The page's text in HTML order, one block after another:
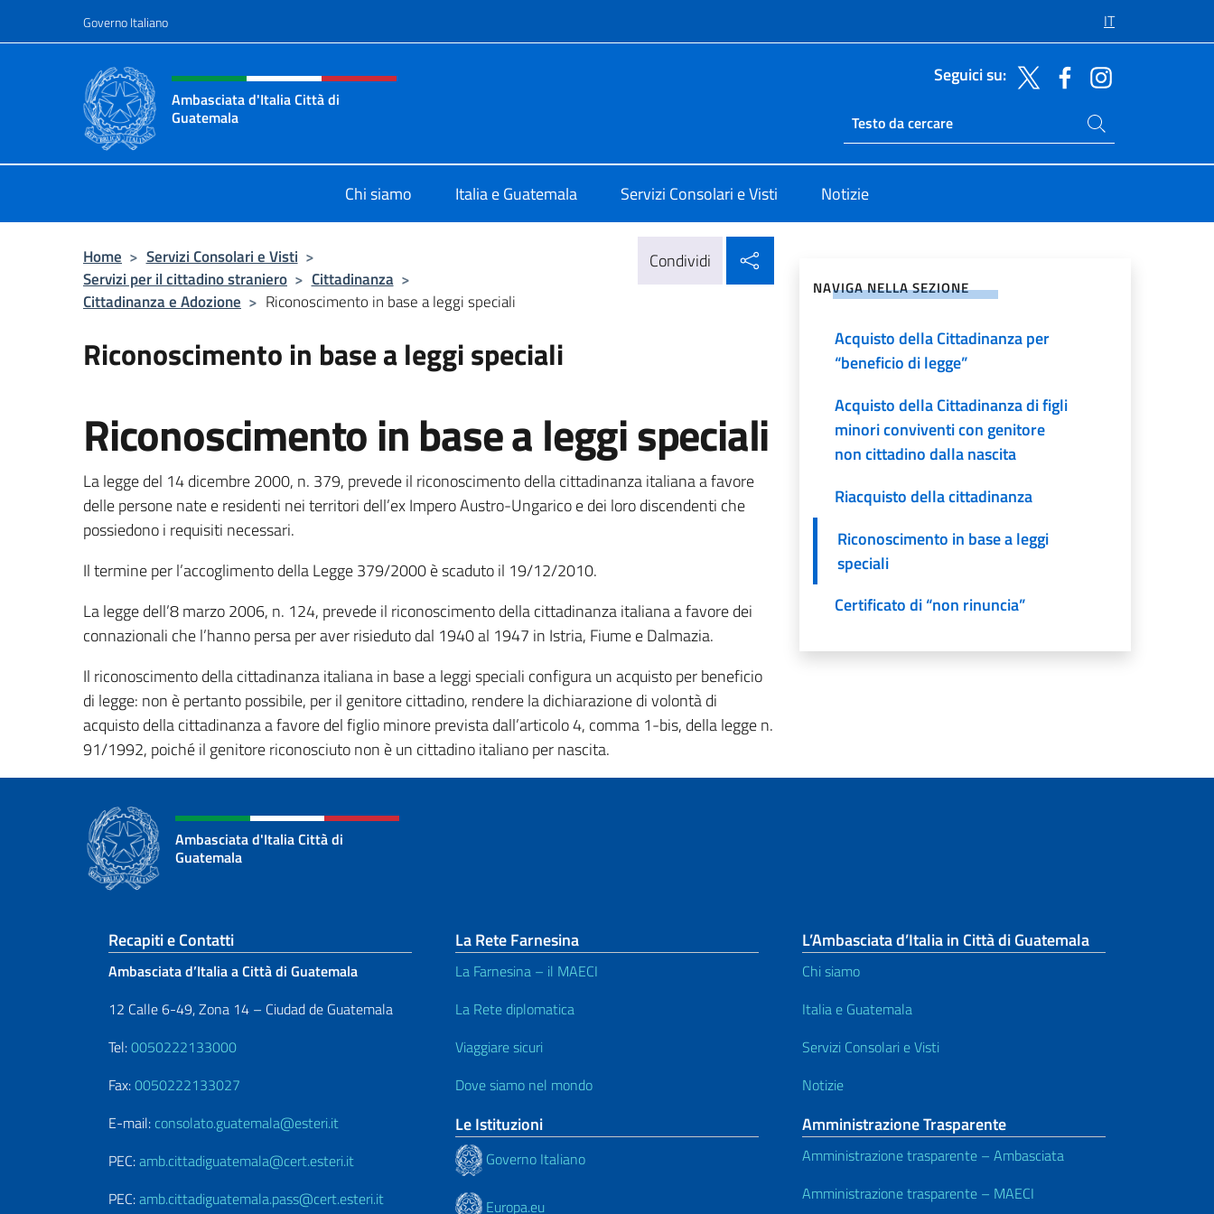
Governo Italiano IT
Intestazione sito, social e menù
Ambasciata d'Italia Città di
Guatemala
Seguici su:
Ricerca sito live
Cerca nel sito
Chi siamo Italia e Guatemala Servizi Consolari e Visti Notizie
Home > Servizi Consolari e Visti >
Servizi per il cittadino straniero > Cittadinanza >
Cittadinanza e Adozione > Riconoscimento in base a leggi speciali
Condividi
Riconoscimento in base a leggi speciali
Riconoscimento in base a leggi speciali
La legge del 14 dicembre 2000, n. 379, prevede il riconoscimento della cittadinanza italiana a favore
delle persone nate e residenti nei territori dell’ex Impero Austro-Ungarico e dei loro discendenti che
possiedono i requisiti necessari.
Il termine per l’accoglimento della Legge 379/2000 è scaduto il 19/12/2010.
La legge dell’8 marzo 2006, n. 124, prevede il riconoscimento della cittadinanza italiana a favore dei
connazionali che l’hanno persa per aver risieduto dal 1940 al 1947 in Istria, Fiume e Dalmazia.
Il riconoscimento della cittadinanza italiana in base a leggi speciali configura un acquisto per beneficio
di legge: non è pertanto possibile, per il genitore cittadino, rendere la dichiarazione di volontà di
acquisto della cittadinanza a favore del figlio minore prevista dall’articolo 4, comma 1-bis, della legge n.
91/1992, poiché il genitore riconosciuto non è un cittadino italiano per nascita.
NAVIGA NELLA SEZIONE
Acquisto della Cittadinanza per
“beneficio di legge”
Acquisto della Cittadinanza di figli
minori conviventi con genitore
non cittadino dalla nascita
Riacquisto della cittadinanza
Riconoscimento in base a leggi
speciali
Certificato di “non rinuncia”
Ambasciata d'Italia Città di
Guatemala
Sezione footer
Recapiti e Contatti
Ambasciata d’Italia a Città di Guatemala
12 Calle 6-49, Zona 14 – Ciudad de Guatemala
Tel:0050222133000
Fax:0050222133027
E-mail: consolato.guatemala@esteri.it
PEC:amb.cittadiguatemala@cert.esteri.it
PEC:amb.cittadiguatemala.pass@cert.esteri.it
La Rete Farnesina
La Farnesina – il MAECI
La Rete diplomatica
Viaggiare sicuri
Dove siamo nel mondo
Le Istituzioni
Governo Italiano
Europa.eu
L’Ambasciata d’Italia in Città di Guatemala
Chi siamo
Italia e Guatemala
Servizi Consolari e Visti
Notizie
Amministrazione Trasparente
Amministrazione trasparente – Ambasciata
Amministrazione trasparente – MAECI